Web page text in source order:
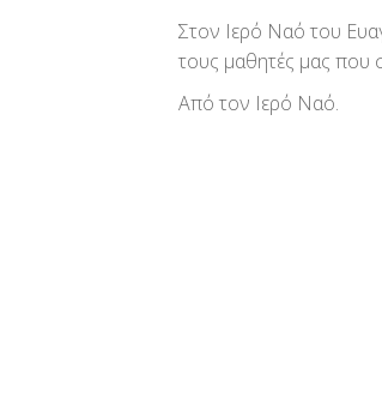
Στον Ιερό Ναό του
τους μαθητές μας που
Από τον Ιερό Ναό.